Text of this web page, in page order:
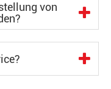
von